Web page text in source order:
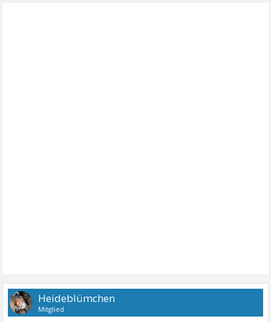
Heideblümchen
Mitglied